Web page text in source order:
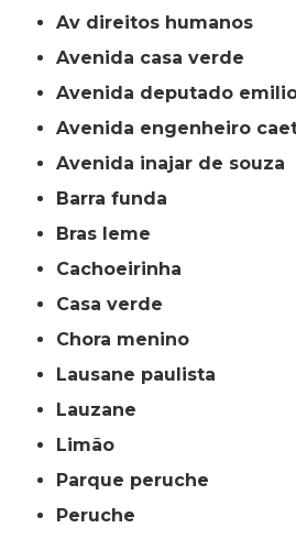
av direitos humanos
avenida casa verde
avenida deputado
avenida engenheiro
avenida inajar de souza
barra funda
bras leme
cachoeirinha
casa verde
chora menino
lausane paulista
lauzane
limão
parque peruche
peruche